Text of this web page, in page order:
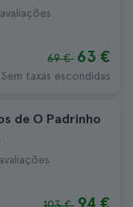
69 € 63 €
Sem taxas escondidas
de O Padrinho
94 €